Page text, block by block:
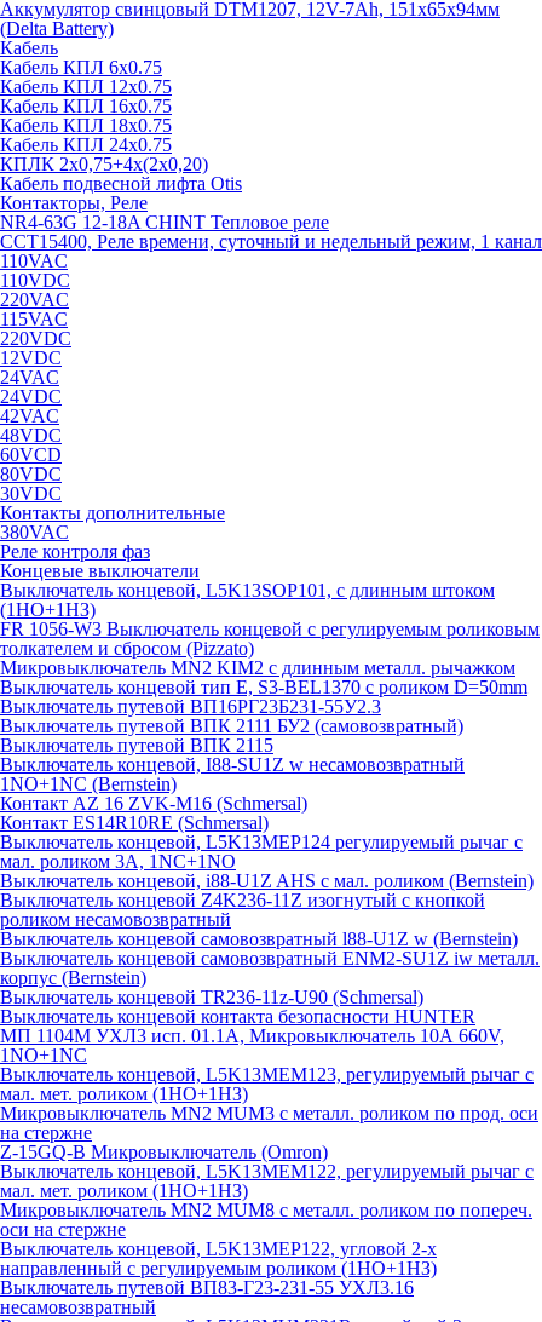
Аккумулятор свинцовый DTM1207, 12V-7Ah, 151х65х94мм
(Delta Battery)
Кабель
Кабель КПЛ 6х0.75
Кабель КПЛ 12х0.75
Кабель КПЛ 16х0.75
Кабель КПЛ 18х0.75
Кабель КПЛ 24х0.75
КПЛК 2х0,75+4х(2х0,20)
Кабель подвесной лифта Otis
Контакторы, Реле
NR4-63G 12-18A CHINT Тепловое реле
CCT15400, Реле времени, суточный и недельный режим, 1 канал
110VAC
110VDC
220VAC
115VAC
220VDC
12VDC
24VAC
24VDC
42VAC
48VDC
60VCD
80VDC
30VDC
Контакты дополнительные
380VAC
Реле контроля фаз
Концевые выключатели
Выключатель концевой, L5K13SOP101, с длинным штоком
(1НО+1НЗ)
FR 1056-W3 Выключатель концевой с регулируемым роликовым
толкателем и сбросом (Pizzato)
Микровыключатель MN2 KIM2 с длинным металл. рычажком
Выключатель концевой тип Е, S3-BEL1370 с роликом D=50mm
Выключатель путевой ВП16РГ23Б231-55У2.3
Выключатель путевой ВПК 2111 БУ2 (самовозвратный)
Выключатель путевой ВПК 2115
Выключатель концевой, I88-SU1Z w несамовозвратный
1NO+1NC (Bernstein)
Контакт AZ 16 ZVK-M16 (Schmersal)
Контакт ES14R10RE (Schmersal)
Выключатель концевой, L5K13MEP124 регулируемый рычаг с
мал. роликом 3А, 1NC+1NO
Выключатель концевой, i88-U1Z AHS с мал. роликом (Bernstein)
Выключатель концевой Z4K236-11Z изогнутый с кнопкой
роликом несамовозвратный
Выключатель концевой самовозвратный l88-U1Z w (Bernstein)
Выключатель концевой самовозвратный ENM2-SU1Z iw металл.
корпус (Bernstein)
Выключатель концевой TR236-11z-U90 (Schmersal)
Выключатель концевой контакта безопасности HUNTER
МП 1104М УХЛ3 исп. 01.1А, Микровыключатель 10А 660V,
1NO+1NC
Выключатель концевой, L5K13MEM123, регулируемый рычаг с
мал. мет. роликом (1НО+1НЗ)
Микровыключатель MN2 MUM3 с металл. роликом по прод. оси
на стержне
Z-15GQ-B Микровыключатель (Omron)
Выключатель концевой, L5K13MEM122, регулируемый рычаг с
мал. мет. роликом (1НО+1НЗ)
Микровыключатель MN2 MUM8 с металл. роликом по попереч.
оси на стержне
Выключатель концевой, L5K13MEP122, угловой 2-х
направленный с регулируемым роликом (1НО+1НЗ)
Выключатель путевой ВП83-Г23-231-55 УХЛ3.16
несамовозвратный